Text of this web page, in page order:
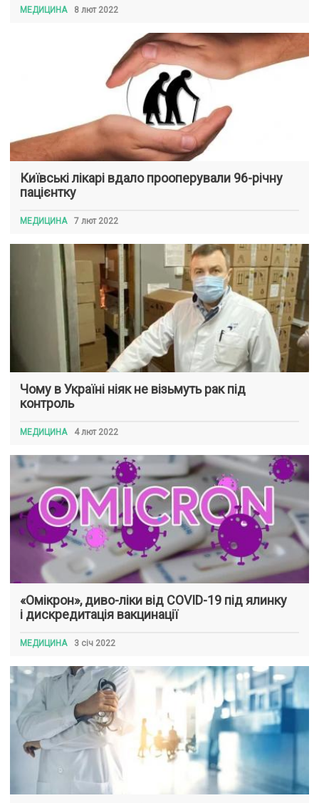
МЕДИЦИНА 8 лют 2022
Київські лікарі вдало прооперували 96-річну
пацієнтку
МЕДИЦИНА 7 лют 2022
Чому в Україні ніяк не візьмуть рак під
контроль
МЕДИЦИНА 4 лют 2022
«Омікрон», диво-ліки від COVID-19 під ялинку
і дискредитація вакцинації
МЕДИЦИНА 3 січ 2022